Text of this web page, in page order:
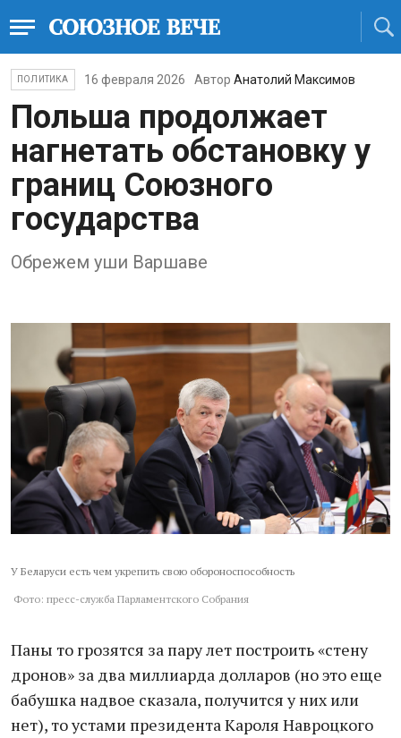
ПОЛИТИКА 16 февраля 2026 Автор Анатолий Максимов
Польша продолжает
нагнетать обстановку у
границ Союзного
государства
Обрежем уши Варшаве
У Беларуси есть чем укрепить свою обороноспособность
Фото: пресс-служба Парламентского Собрания
Паны то грозятся за пару лет построить «стену
дронов» за два миллиарда долларов (но это еще
бабушка надвое сказала, получится у них или
нет), то устами президента Кароля Навроцкого